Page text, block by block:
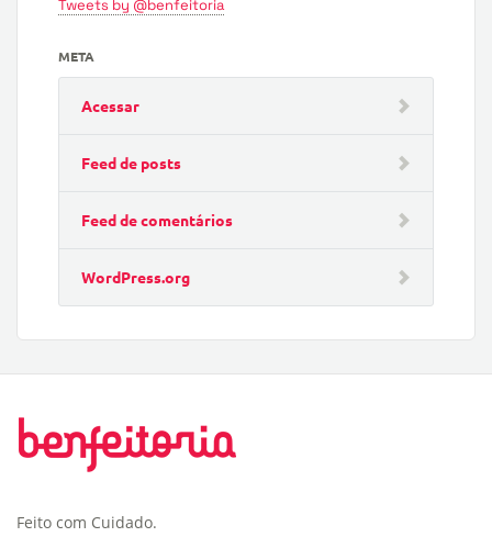
Tweets by @benfeitoria
META
Acessar
Feed de posts
Feed de comentários
WordPress.org
Feito com Cuidado.